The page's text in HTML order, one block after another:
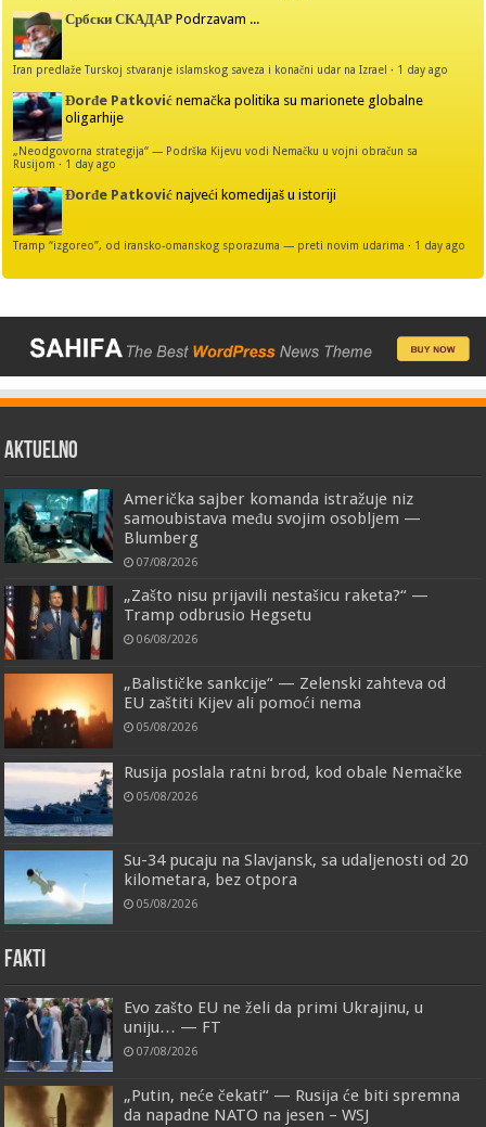
Србски СКАДАР Podrzavam ...
Iran predlaže Turskoj stvaranje islamskog saveza i konačni udar na Izrael · 1 day ago
Đorđe Patković nemačka politika su marionete globalne
oligarhije
„Neodgovorna strategija“ — Podrška Kijevu vodi Nemačku u vojni obračun sa
Rusijom · 1 day ago
Đorđe Patković najveći komedijaš u istoriji
Tramp “izgoreo”, od iransko-omanskog sporazuma — preti novim udarima · 1 day ago
AKTUELNO
Američka sajber komanda istražuje niz
samoubistava među svojim osobljem —
Blumberg
07/08/2026
„Zašto nisu prijavili nestašicu raketa?“ —
Tramp odbrusio Hegsetu
06/08/2026
„Balističke sankcije“ — Zelenski zahteva od
EU zaštiti Kijev ali pomoći nema
05/08/2026
Rusija poslala ratni brod, kod obale Nemačke
05/08/2026
Su-34 pucaju na Slavjansk, sa udaljenosti od 20
kilometara, bez otpora
05/08/2026
FAKTI
Evo zašto EU ne želi da primi Ukrajinu, u
uniju… — FT
07/08/2026
„Putin, neće čekati“ — Rusija će biti spremna
da napadne NATO na jesen – WSJ